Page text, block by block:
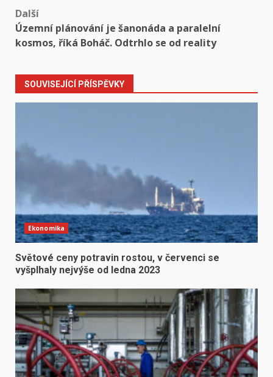
Další
Územní plánování je šanonáda a paralelní
kosmos, říká Boháč. Odtrhlo se od reality
SOUVISEJÍCÍ PŘÍSPĚVKY
Ekonomika
Světové ceny potravin rostou, v červenci se
vyšplhaly nejvýše od ledna 2023